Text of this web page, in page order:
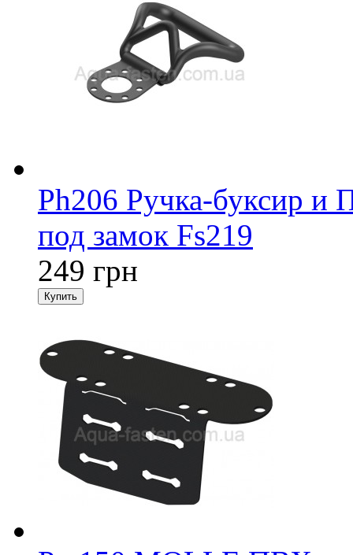
Ph206 Ручка-буксир и
под замок Fs219
249 грн